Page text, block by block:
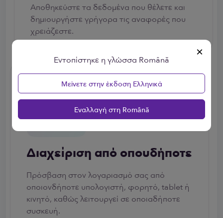
Αποθηκεύστε τα δεδομένα που θέλετε και
δημιουργήστε γρήγορα τις αναφορές που
χρειάζεστε.
Διαχείριση από οπουδήποτε
Πρόσβαση στον λογαριασμό σας από
οποιονδήποτε υπολογιστή, φορητό, tablet ή
κινητό, καθώς λειτουργεί σε οποιαδήποτε
συσκευή.
×
Εντοπίστηκε η γλώσσα Română
Μείνετε στην έκδοση Ελληνικά
Εναλλαγή στη Română